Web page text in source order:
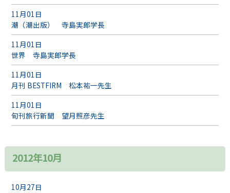
11月01日
潮（潮出版） 寺島実郎学長
11月01日
世界 寺島実郎学長
11月01日
月刊 BESTFIRM 松本祐一先生
11月01日
旬刊旅行新聞 望月照彦先生
2012年10月
10月27日